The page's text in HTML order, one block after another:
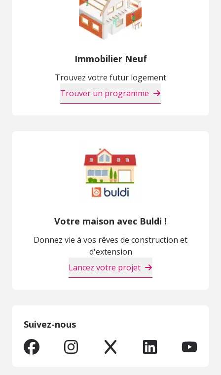
Immobilier Neuf
Trouvez votre futur logement
Trouver un programme
Votre maison avec Buldi !
Donnez vie à vos rêves de construction et
d'extension
Lancez votre projet
Suivez-nous